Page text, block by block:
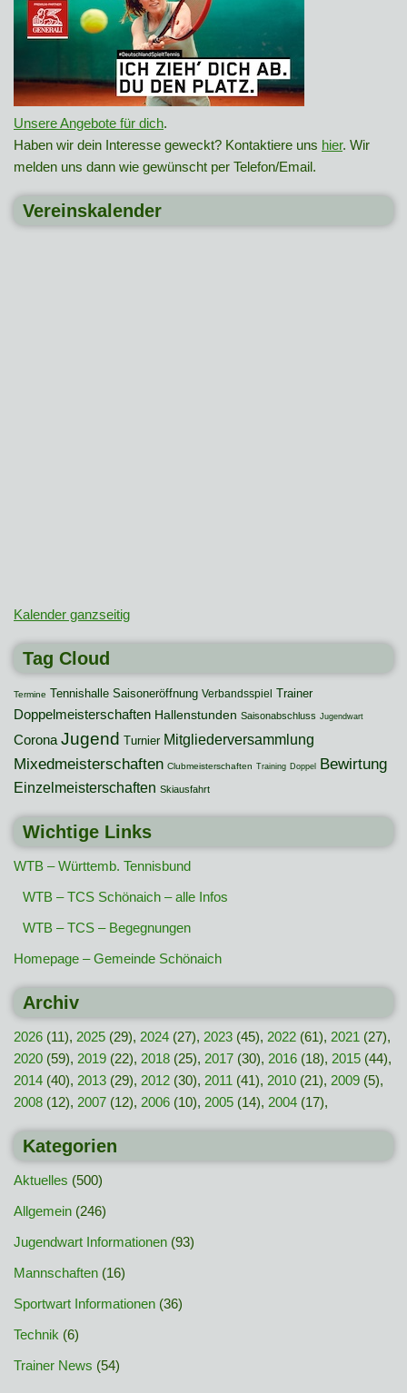
Unsere Angebote für dich.
Haben wir dein Interesse geweckt? Kontaktiere uns hier. Wir
melden uns dann wie gewünscht per Telefon/Email.
Vereinskalender
Kalender ganzseitig
Tag Cloud
Termine Tennishalle Saisoneröffnung Verbandsspiel Trainer
Doppelmeisterschaften Hallenstunden Saisonabschluss Jugendwart
Corona Jugend Turnier Mitgliederversammlung
Mixedmeisterschaften Clubmeisterschaften Training Doppel Bewirtung
Einzelmeisterschaften Skiausfahrt
Wichtige Links
WTB – Württemb. Tennisbund
WTB – TCS Schönaich – alle Infos
WTB – TCS – Begegnungen
Homepage – Gemeinde Schönaich
Archiv
2026 (11), 2025 (29), 2024 (27), 2023 (45), 2022 (61), 2021 (27),
2020 (59), 2019 (22), 2018 (25), 2017 (30), 2016 (18), 2015 (44),
2014 (40), 2013 (29), 2012 (30), 2011 (41), 2010 (21), 2009 (5),
2008 (12), 2007 (12), 2006 (10), 2005 (14), 2004 (17),
Kategorien
Aktuelles (500)
Allgemein (246)
Jugendwart Informationen (93)
Mannschaften (16)
Sportwart Informationen (36)
Technik (6)
Trainer News (54)